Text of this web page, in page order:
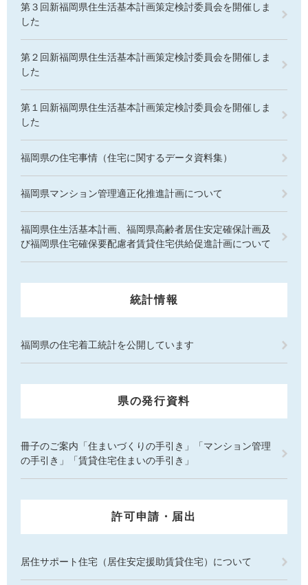
第３回新福岡県住生活基本計画策定検討委員会を開催しま
した
第２回新福岡県住生活基本計画策定検討委員会を開催しま
した
第１回新福岡県住生活基本計画策定検討委員会を開催しま
した
福岡県の住宅事情（住宅に関するデータ資料集）
福岡県マンション管理適正化推進計画について
福岡県住生活基本計画、福岡県高齢者居住安定確保計画及
び福岡県住宅確保要配慮者賃貸住宅供給促進計画について
統計情報
福岡県の住宅着工統計を公開しています
県の発行資料
冊子のご案内「住まいづくりの手引き」「マンション管理
の手引き」「賃貸住宅住まいの手引き」
許可申請・届出
居住サポート住宅（居住安定援助賃貸住宅）について